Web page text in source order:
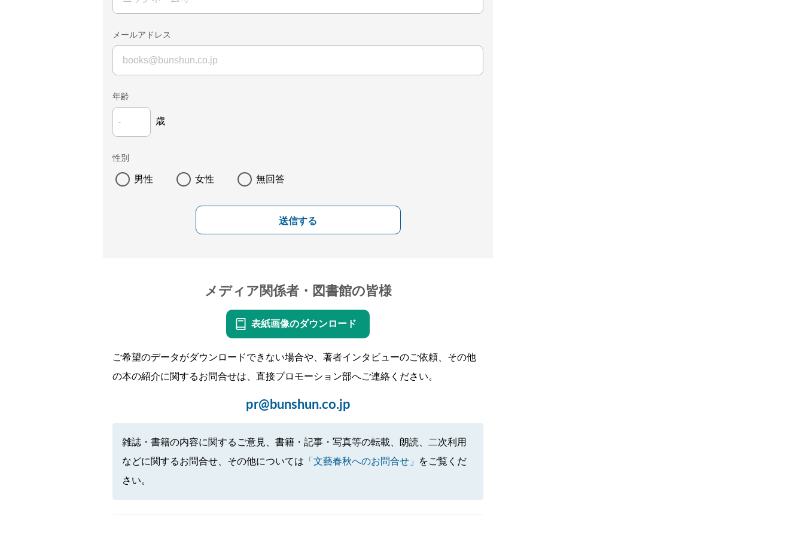
メールアドレス
年齢
歳
性別
男性 女性 無回答
送信する
メディア関係者・図書館の皆様
表紙画像のダウンロード
ご希望のデータがダウンロードできない場合や、著者インタビューのご依頼、その他
の本の紹介に関するお問合せは、直接プロモーション部へご連絡ください。
pr@bunshun.co.jp
雑誌・書籍の内容に関するご意見、書籍・記事・写真等の転載、朗読、二次利用
などに関するお問合せ、その他については 「文藝春秋へのお問合せ」
をご覧くだ
さい。